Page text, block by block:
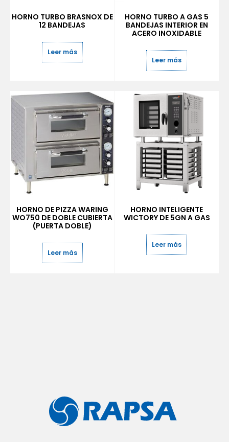
HORNO TURBO BRASNOX DE
12 BANDEJAS
Leer más
HORNO TURBO A GAS 5
BANDEJAS INTERIOR EN
ACERO INOXIDABLE
Leer más
HORNO DE PIZZA WARING
WO750 DE DOBLE CUBIERTA
(PUERTA DOBLE)
Leer más
HORNO INTELIGENTE
WICTORY DE 5GN A GAS
Leer más